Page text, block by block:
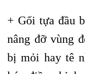
+ Gối tựa đầu
nâng đỡ vùng
bị mỏi hay tê